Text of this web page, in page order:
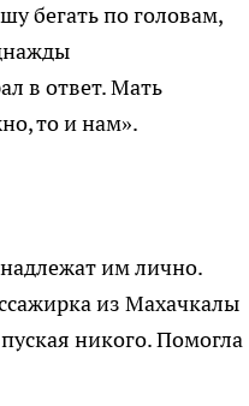
бегать по головам,
в ответ. Мать
то и нам».
им лично.
из Махачкалы
никого. Помогла